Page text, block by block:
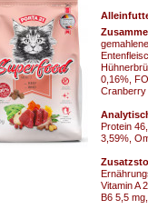
0,16%,
Cranberry
Protein
3,59%,
Vitamin A
B6 5,5